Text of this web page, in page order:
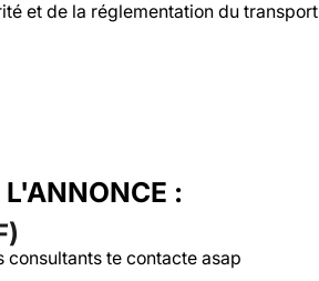
et de la réglementation du transport
:
consultants te contacte asap